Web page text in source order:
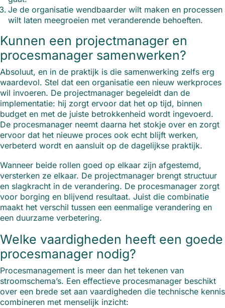
Je de organisatie wendbaarder wilt maken en processen
wilt laten meegroeien met veranderende behoeften.
Kunnen een projectmanager en
procesmanager samenwerken?
Absoluut, en in de praktijk is die samenwerking zelfs erg
waardevol. Stel dat een organisatie een nieuw werkproces
wil invoeren. De projectmanager begeleidt dan de
implementatie: hij zorgt ervoor dat het op tijd, binnen
budget en met de juiste betrokkenheid wordt ingevoerd.
De procesmanager neemt daarna het stokje over en zorgt
ervoor dat het nieuwe proces ook echt blijft werken,
verbeterd wordt en aansluit op de dagelijkse praktijk.
Wanneer beide rollen goed op elkaar zijn afgestemd,
versterken ze elkaar. De projectmanager brengt structuur
en slagkracht in de verandering. De procesmanager zorgt
voor borging en blijvend resultaat. Juist die combinatie
maakt het verschil tussen een eenmalige verandering en
een duurzame verbetering.
Welke vaardigheden heeft een goede
procesmanager nodig?
Procesmanagement is meer dan het tekenen van
stroomschema’s. Een effectieve procesmanager beschikt
over een brede set aan vaardigheden die technische kennis
combineren met menselijk inzicht: